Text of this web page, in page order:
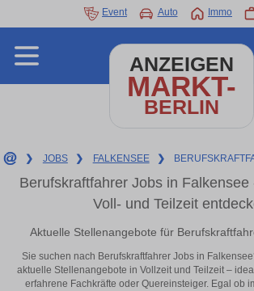
Event Auto Immo
ANZEIGEN
MARKT-
BERLIN
❯ JOBS ❯ FALKENSEE ❯
Berufskraftfahrer Jobs in Falkensee
Voll- und Teilzeit
Aktuelle Stellenangebote für
Sie suchen nach Berufskraftfahrer Jobs in
aktuelle Stellenangebote in Vollzeit und Teilzeit –
erfahrene Fachkräfte oder Quereinsteiger. Egal ob